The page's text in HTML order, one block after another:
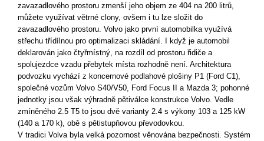
zavazadlového prostoru zmenší jeho objem ze 404 na 200 litrů,
můžete využívat větrné clony, ovšem i tu lze složit do
zavazadlového prostoru. Volvo jako první automobilka využívá
střechu třídílnou pro optimalizaci skládání. I když je automobil
deklarován jako čtyřmístný, na rozdíl od prostoru řidiče a
spolujezdce vzadu přebytek místa rozhodně není. Architektura
podvozku vychází z koncernové podlahové plošiny P1 (Ford C1),
společné vozům Volvo S40/V50, Ford Focus II a Mazda 3; pohonné
jednotky jsou však výhradně pětiválce konstrukce Volvo. Vedle
zmíněného 2.5 T5 to jsou dvě varianty 2.4 s výkony 103 a 125 kW
(140 a 170 k), obě s pětistupňovou převodovkou.
V tradici Volva byla velká pozornost věnována bezpečnosti. Systém